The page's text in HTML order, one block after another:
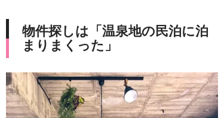
物件探しは「温泉地の民泊に泊
まりまくった」